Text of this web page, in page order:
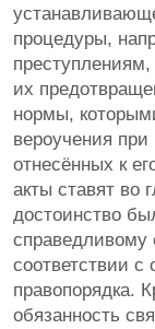
процедуры,
их
нормы,
вероучения
отнесённых к
акты ставят во
достоинство
справедливому
соответствии
правопорядка.
обязанность